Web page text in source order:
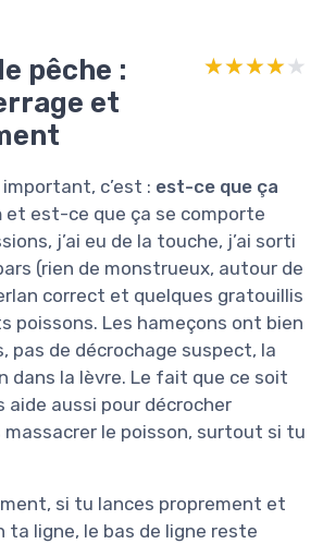
pêche :
et
★★★★★
★★★★★
important, c’est : est-ce que ça
et est-ce que ça se comporte
j’ai eu de la touche, j’ai sorti
(rien de monstrueux, autour de
correct et quelques gratouillis
poissons. Les hameçons ont bien
pas de décrochage suspect, la
dans la lèvre. Le fait que ce soit
aide aussi pour décrocher
le poisson, surtout si tu
si tu lances proprement et
ta ligne, le bas de ligne reste